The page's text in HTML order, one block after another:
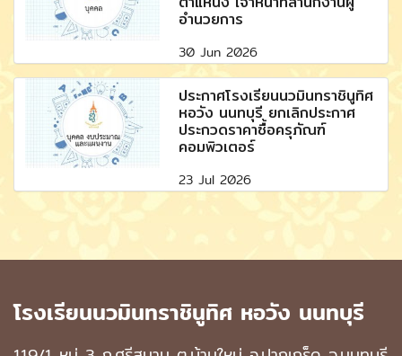
อำนวยการ
30 Jun 2026
ประกาศโรงเรียนนวมินทราชินูทิศ
หอวัง นนทบุรี ยกเลิกประกาศ
ประกวดราคาซื้อครุภัณฑ์
คอมพิวเตอร์
23 Jul 2026
โรงเรียนนวมินทราชินูทิศ หอวัง นนทบุรี